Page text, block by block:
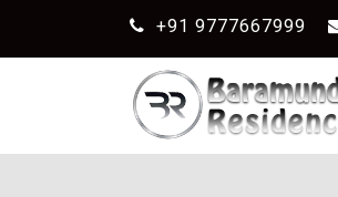
+91 9777667999